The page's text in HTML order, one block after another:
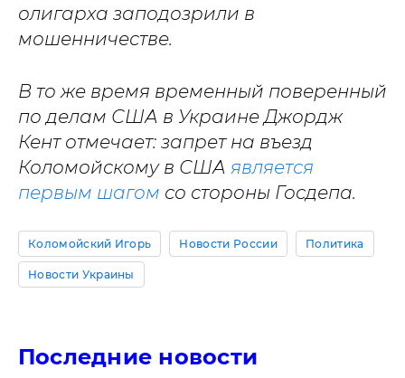
олигарха заподозрили в
мошенничестве.
В то же время временный поверенный
по делам США в Украине Джордж
Кент отмечает: запрет на въезд
Коломойскому в США является
первым шагом со стороны Госдепа.
Коломойский Игорь Новости России Политика
Новости Украины
Последние новости